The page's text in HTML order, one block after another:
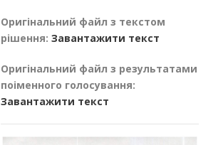
Оригінальний файл з текстом
рішення: Завантажити текст
Оригінальний файл з результатами
поіменного голосування:
Завантажити текст